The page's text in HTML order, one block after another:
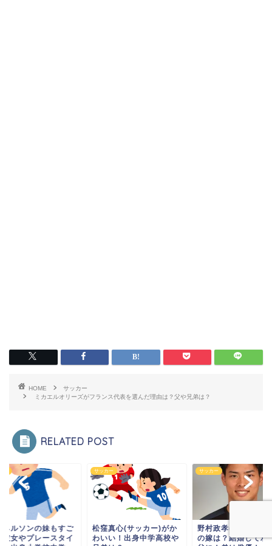
HOME
サッカー
ミカエルオリーズがフランス代表を選んだ理由は？父や兄弟は？
RELATED POST
ネルソンの妹もすご
彼女やプレースタイ
サッカー
松窪真心(サッカー)がか
わいい！出身中学高校や
サッカー
野村政孝(ロアッソ
の嫁は？結婚して双